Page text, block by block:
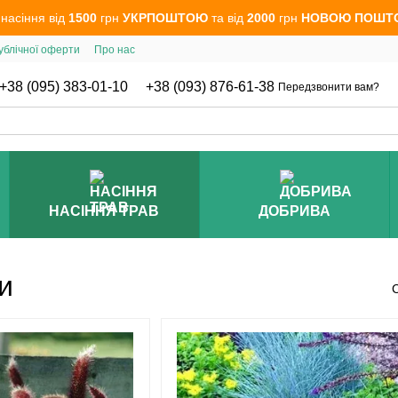
від 1500грн УКРПОШТОЮта від 2000грн НОВОЮ
оферти Про нас
+38 (095) 383-01-10 +38 (093) 876-61-38 Передзвонити вам?
НАСІННЯ ТРАВ ДОБРИВА